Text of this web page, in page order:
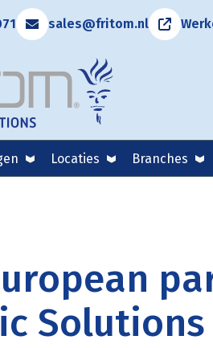
sales@fritom.nl
Locaties Branches
Solutions